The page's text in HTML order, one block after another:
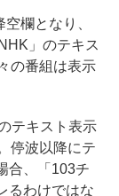
欄となり、
」のテキス
の番組は表示
テキスト表示
停波以降にテ
合、「103チ
るわけではな